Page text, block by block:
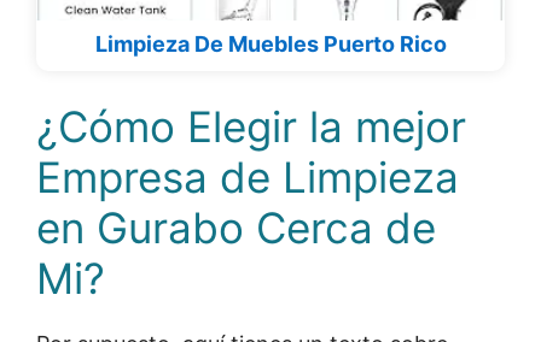
Limpieza De Muebles Puerto Rico
¿Cómo Elegir la mejor
Empresa de Limpieza
en Gurabo Cerca de
Mi?